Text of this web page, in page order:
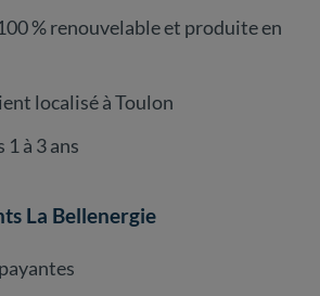
% renouvelable et produite en
localisé à Toulon
à 3 ans
La Bellenergie